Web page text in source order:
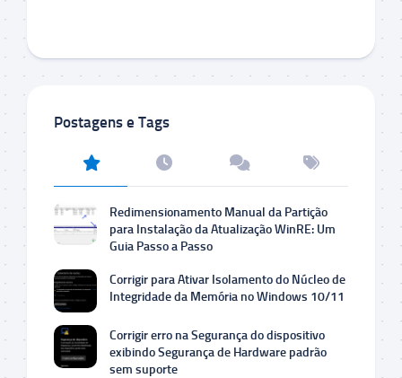
Postagens e Tags
Redimensionamento Manual da Partição
para Instalação da Atualização WinRE: Um
Guia Passo a Passo
Corrigir para Ativar Isolamento do Núcleo de
Integridade da Memória no Windows 10/11
Corrigir erro na Segurança do dispositivo
exibindo Segurança de Hardware padrão
sem suporte